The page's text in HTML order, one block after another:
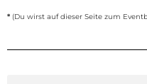
* (Du wirst auf dieser Seite zum